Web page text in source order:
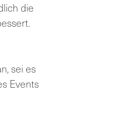
die
sei es
Events